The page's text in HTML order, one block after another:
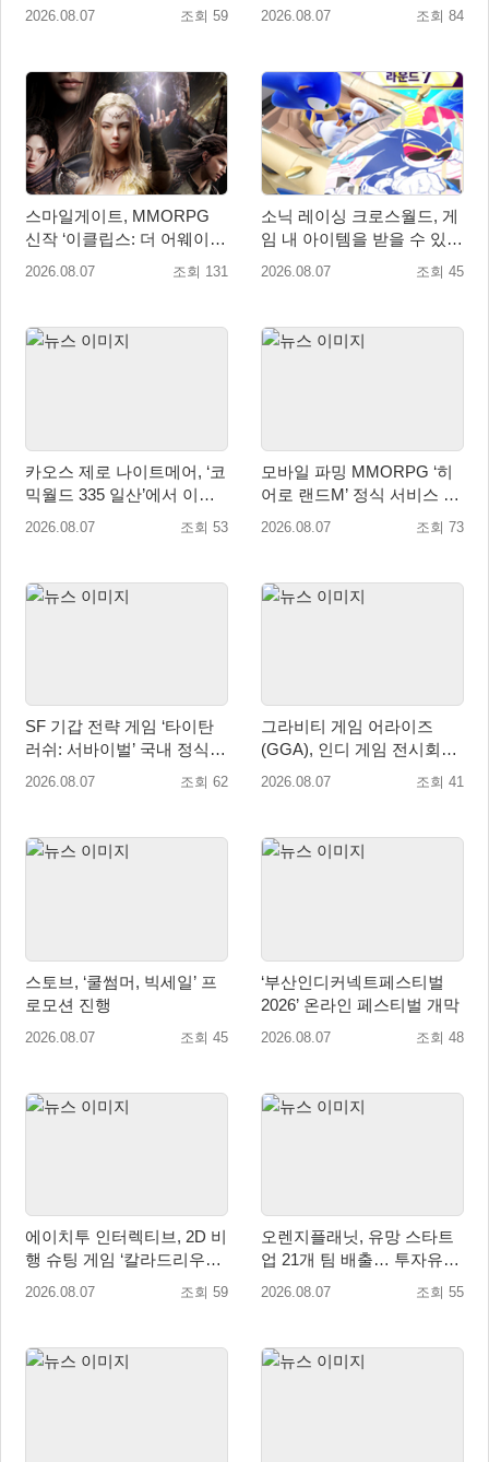
신’ 쇼케이스 찾은 배우 박지
2026.08.07 조회 59
신’, 8월 26일 출시!
2026.08.07 조회 84
스마일게이트, MMORPG
신작 ‘이클립스: 더 어웨이크
닝’ 9월 10일 론칭!
2026.08.07 조회 131
소닉 레이싱 크로스월드, 게
임 내 아이템을 받을 수 있는
‘레전드 대회 라운드 7’ 개최!
2026.08.07 조회 45
카오스 제로 나이트메어, ‘코
믹월드 335 일산’에서 이용
자 소통 예고
2026.08.07 조회 53
모바일 파밍 MMORPG ‘히
어로 랜드M’ 정식 서비스 돌
입
2026.08.07 조회 73
SF 기갑 전략 게임 ‘타이탄
러쉬: 서바이벌’ 국내 정식
출시
2026.08.07 조회 62
그라비티 게임 어라이즈
(GGA), 인디 게임 전시회
‘도쿄 게임 던전 13’ 참가!
2026.08.07 조회 41
스토브, ‘쿨썸머, 빅세일’ 프
로모션 진행
2026.08.07 조회 45
‘부산인디커넥트페스티벌
2026’ 온라인 페스티벌 개막
2026.08.07 조회 48
에이치투 인터렉티브, 2D 비
행 슈팅 게임 ‘칼라드리우스
2/다크 엘레멘트’ 올 겨울 전
2026.08.07 조회 59
오렌지플래닛, 유망 스타트
업 21개 팀 배출… 투자유치∙
매출성장 성과 눈길
2026.08.07 조회 55